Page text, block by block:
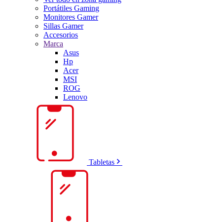
Portátiles Gaming
Monitores Gamer
Sillas Gamer
Accesorios
Marca
Asus
Hp
Acer
MSI
ROG
Lenovo
Tabletas